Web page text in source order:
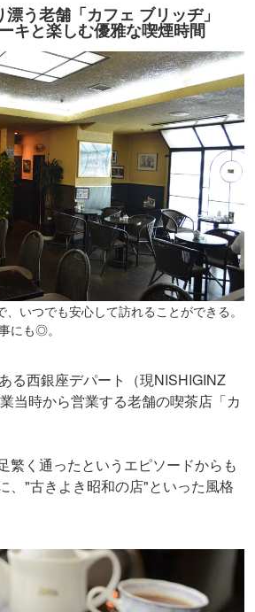
漂う老舗「カフェ ブリッヂ」
キと楽しむ優雅な喫煙時間
いつでも安心して訪れることができる。
にも◎。
る西銀座デパート（現NISHIGINZ
当時から営業する老舗の喫茶店「カ
繁く通ったというエピソードからも
、"古きよき昭和の店"といった風格